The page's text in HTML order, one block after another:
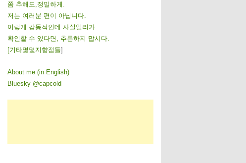
쫌 추해도,정밀하게.
저는 여러분 편이 아닙니다.
이렇게 감동적인데 사실일리가.
확인할 수 있다면, 추론하지 맙시다.
[기 타몇 몇 지 향점 들]
About me (in English)
Bluesky @capcold